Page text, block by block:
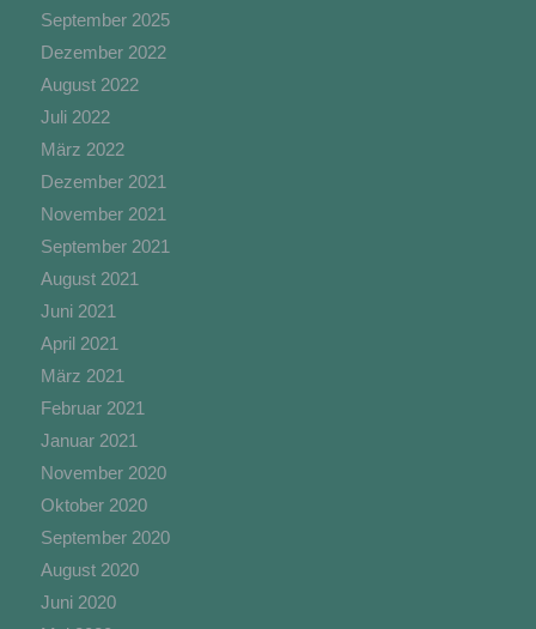
September 2025
Dezember 2022
August 2022
Juli 2022
März 2022
Dezember 2021
November 2021
September 2021
August 2021
Juni 2021
April 2021
März 2021
Februar 2021
Januar 2021
November 2020
Oktober 2020
September 2020
August 2020
Juni 2020
c) Verarbeitung
automatisierter Verfahren ausgeführte Vorgang
oder jede solche Vorgangsreihe im
Zusammenhang mit personenbezogenen Daten
wie das Erheben, das Erfassen, die Organisation,
das Ordnen, die Speicherung, die Anpassung
oder Veränderung, das Auslesen, das Abfragen,
Übermittlung, Verbreitung oder eine andere Form
der Bereitstellung, den Abgleich oder die
Verknüpfung, die Einschränkung, das Löschen
d) Einschränkung der Verarbeitung
Einschränkung der Verarbeitung ist die
Markierung gespeicherter personenbezogener
Daten mit dem Ziel, ihre künftige Verarbeitung
einzuschränken.